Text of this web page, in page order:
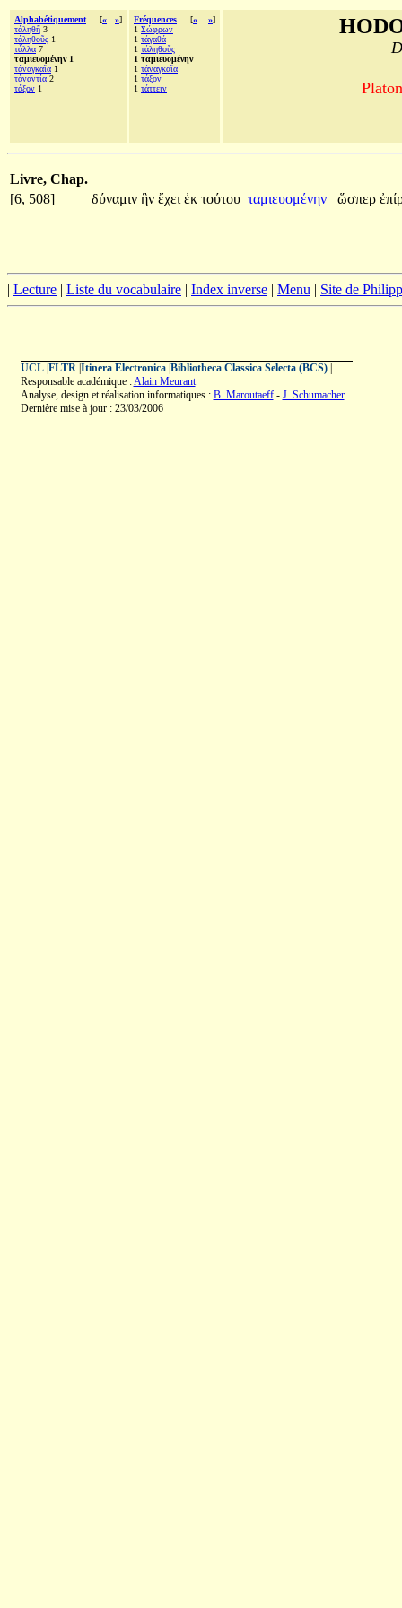
Alphabétiquement [« »]
τἀληθῆ 3
τἀληθοῦς 1
τἆλλα 7
ταμιευομένην 1
τἀναγκαῖα 1
τἀναντία 2
τάξον 1
Fréquences [« »]
1 Σώφρων
1 τἀγαθά
1 τἀληθοῦς
1 ταμιευομένην
1 τἀναγκαῖα
1 τάξον
1 τάττειν
Livre, Chap.
[6, 508]
δύναμιν ἣν ἔχει ἐκ τούτου ταμιευομένην ὥσπερ
| Lecture | Liste du vocabulaire | Index inverse | Menu | Site de
UCL| FLTR| Itinera Electronica| Bibliotheca Classica Selecta (BCS)|
Responsable académique :Alain Meurant
Analyse, design et réalisation informatiques : B. Maroutaeff- J. Schumacher
Dernière mise à jour : 23/03/2006